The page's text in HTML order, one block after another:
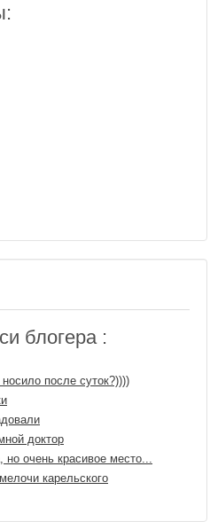
блогера :
после суток?))))
доктор
очень красивое место...
карельского